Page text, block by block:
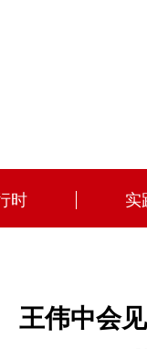
时 实
王伟中会